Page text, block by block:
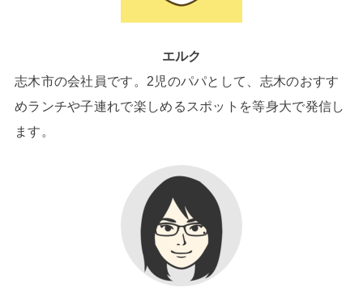
エルク
志木市の会社員です。2児のパパとして、志木のおすす
めランチや子連れで楽しめるスポットを等身大で発信し
ます。